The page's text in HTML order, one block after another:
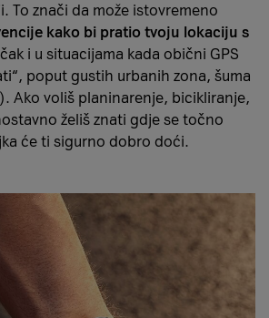
To znači da može istovremeno
kako bi pratio tvoju lokaciju s
i u situacijama kada obični GPS
poput gustih urbanih zona, šuma
Ako voliš planinarenje, bicikliranje,
želiš znati gdje se točno
će ti sigurno dobro doći.